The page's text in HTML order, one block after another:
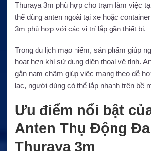
Thuraya 3m phù hợp cho trạm làm việc
thể dùng anten ngoài tại xe hoặc
3m phù hợp với các vị trí lắp gần thiết bị.
Trong du lịch mạo hiểm, sản phẩm giúp
hoạt hơn khi sử dụng điện thoại vệ tinh.
gắn nam châm giúp việc mang theo dễ
lạc, người dùng có thể lắp nhanh trên bề
Ưu điểm nổi bật
Anten Thụ Động
Thuraya 3m